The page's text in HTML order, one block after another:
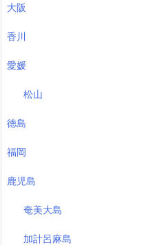
大阪
香川
愛媛
松山
徳島
福岡
鹿児島
奄美大島
加計呂麻島